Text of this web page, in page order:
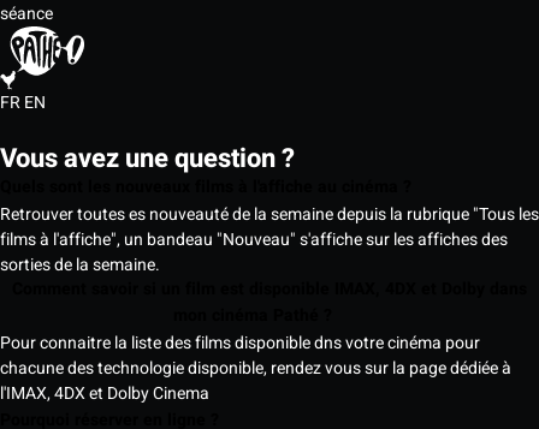
séance
FREN
Vous avez une question ?
Retrouver toutes es nouveauté de la semaine depuis la rubrique "Tous les
films à l'affiche", un bandeau "Nouveau" s'affiche sur les affiches des
sorties de la semaine.
Pour connaitre la liste des films disponible dns votre cinéma pour
chacune des technologie disponible, rendez vous sur la page dédiée à
l'IMAX, 4DX et Dolby Cinema